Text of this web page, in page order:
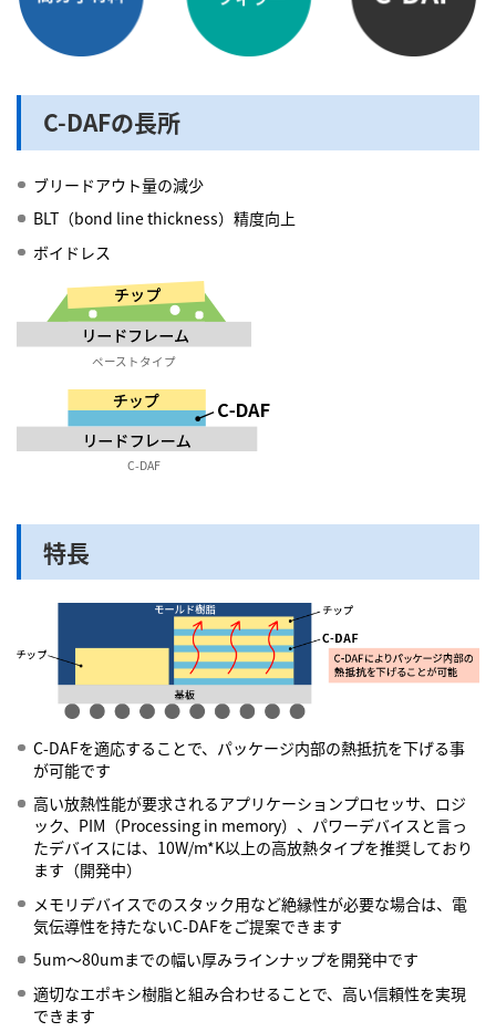
C-DAFの長所
ブリードアウト量の減少
BLT（bond line thickness）精度向上
ボイドレス
ペーストタイプ
C-DAF
特長
C-DAFを適応することで、パッケージ内部の熱抵抗を下げる事
が可能です
高い放熱性能が要求されるアプリケーションプロセッサ、ロジ
ック、PIM（Processing in memory）、パワーデバイスと言っ
たデバイスには、10W/m*K以上の高放熱タイプを推奨しており
ます（開発中）
メモリデバイスでのスタック用など絶縁性が必要な場合は、電
気伝導性を持たないC-DAFをご提案できます
5um～80umまでの幅い厚みラインナップを開発中です
適切なエポキシ樹脂と組み合わせることで、高い信頼性を実現
できます